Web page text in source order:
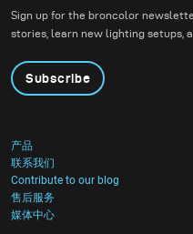
Sign up for the broncolor
stories, learn new lighting setups,
Subscribe
产品
联系我们
Contribute to our blog
售后服务
媒体中心